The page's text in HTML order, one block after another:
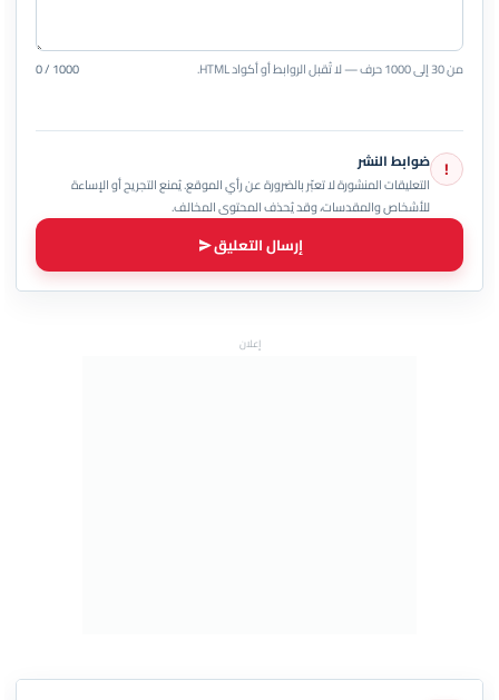
من 30 إلى 1000 حرف — لا تُقبل الروابط أو أكواد HTML. 0 / 1000
! ضوابط النشر
التعليقات المنشورة لا تعبّر بالضرورة عن رأي الموقع. يُمنع التجريح أو الإساءة
للأشخاص والمقدسات، وقد يُحذف المحتوى المخالف.
إرسال التعليق
إعلان